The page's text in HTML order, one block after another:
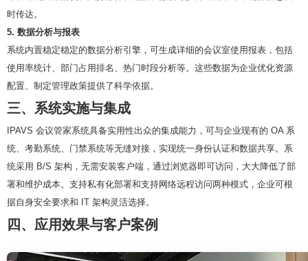
时传达。
5. 数据分析与报表
系统内置稳定稳定的数据分析引擎，可生成详细的会议室使用报表，包括
使用率统计、部门占用排名、热门时段分析等。这些数据为企业优化资源
配置、制定管理政策提供了科学依据。
三、系统实施与集成
IPAVS 会议管家系统具备实用性出众的集成能力，可与企业现有的 OA 系
统、考勤系统、门禁系统等无缝对接，实现统一身份认证和数据共享。系
统采用 B/S 架构，无需安装客户端，通过浏览器即可访问，大大降低了部
署和维护成本。支持私有化部署和支持网络远程访问两种模式，企业可根
据自身安全要求和 IT 架构灵活选择。
四、应用效果与客户案例